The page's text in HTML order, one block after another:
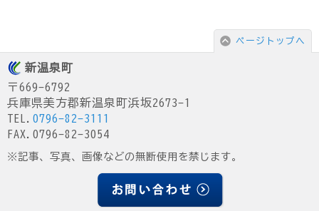
ページトップへ
新温泉町
〒669-6792
兵庫県美方郡新温泉町浜坂2673-1
TEL. 0796-82-3111
FAX.0796-82-3054
※記事、写真、画像などの無断使用を禁じます。